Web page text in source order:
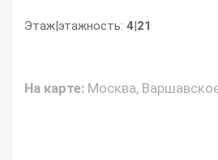
Этаж|этажность: 4|21
На карте: Москва,